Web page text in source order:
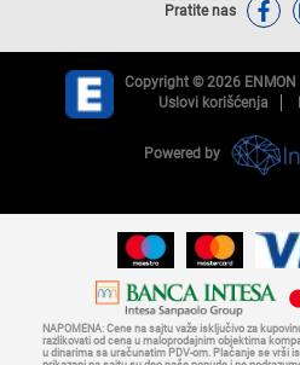
Pratite nas
Copyright © 2026 ENMON
Uslovi korišćenja
Powered by
NAPOMENA: Cene na sajtu važe isključivo za
razlikovati od cena u maloprodajnim objektima
u dinarima sa uračunatim PDV-om. Plaćanje se vrši